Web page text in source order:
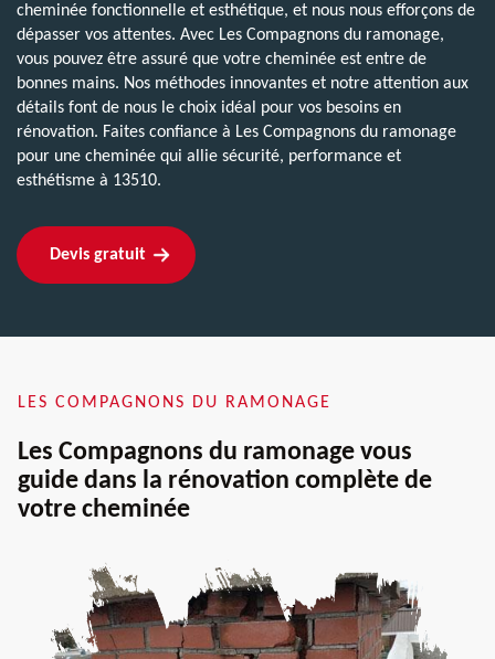
cheminée fonctionnelle et esthétique, et nous nous efforçons de
dépasser vos attentes. Avec Les Compagnons du ramonage,
vous pouvez être assuré que votre cheminée est entre de
bonnes mains. Nos méthodes innovantes et notre attention aux
détails font de nous le choix idéal pour vos besoins en
rénovation. Faites confiance à Les Compagnons du ramonage
pour une cheminée qui allie sécurité, performance et
esthétisme à 13510.
Devis gratuit
LES COMPAGNONS DU RAMONAGE
Les Compagnons du ramonage vous
guide dans la rénovation complète de
votre cheminée